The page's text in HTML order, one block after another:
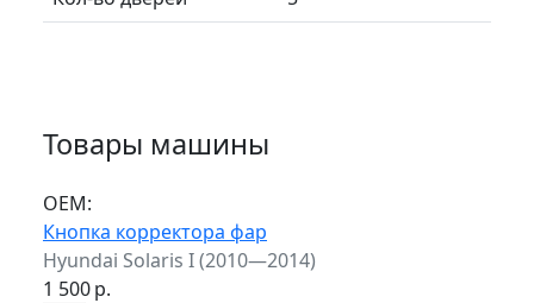
Товары машины
ОЕМ:
Кнопка корректора фар
Hyundai Solaris I (2010—2014)
1 500р.